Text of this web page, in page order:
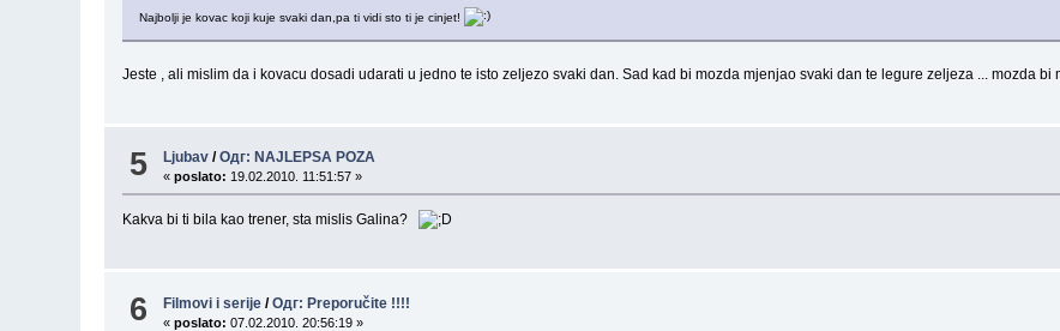
Najbolji je kovac koji kuje svaki dan,pa ti vidi sto ti je cinjet!
Jeste , ali mislim da i kovacu dosadi udarati u jedno te isto zeljezo svaki dan. Sad kad bi mozda mjenjao svaki dan te legure zeljeza ... mozda bi
5 Ljubav /Одг: NAJLEPSA POZA
«poslato: 19.02.2010. 11:51:57 »
Kakva bi ti bila kao trener, sta mislis Galina?
6 Filmovi i serije /Одг: Preporučite !!!!
«poslato: 07.02.2010. 20:56:19 »